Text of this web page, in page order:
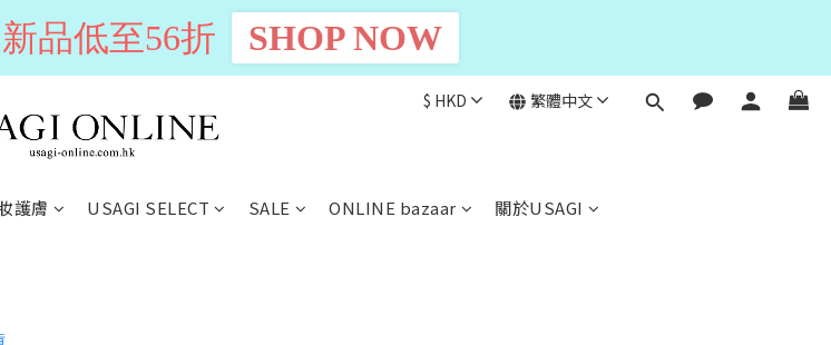
護膚 USAGI SELECT SALE ONLINE bazaar 關於USAGI
$ HKD 繁體中文
品低至56折 SHOP NOW